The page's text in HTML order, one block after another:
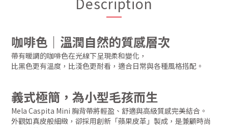
咖啡色｜溫潤自然的質感層次
帶有暖調的咖啡色在光線下呈現柔和變化，
比黑色更有溫度，比淺色更耐看，適合日常與各種風格搭配。
義式極簡，為小型毛孩而生
Mela Caspita Mini 胸背帶將輕盈、舒適與高級質感完美結合。
外觀如真皮般細緻，卻採用創新「蘋果皮革」製成，是兼顧時尚